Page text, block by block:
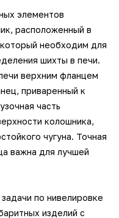
элементов
расположенный в
необходим для
шихты в печи.
верхним фланцем
приваренный к
часть
колошника,
чугуна. Точная
важна для лучшей
по нивелировке
изделий с
профиля и
щупы
для
для рук
АТЛАС
КИМV-STARS
KUKA
станции
станции
по
KUKA
гипсом
Group